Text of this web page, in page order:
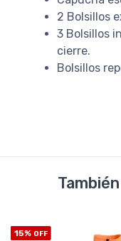
2 Bolsillos
3 Bolsillos
cierre.
Bolsillos
15% OFF